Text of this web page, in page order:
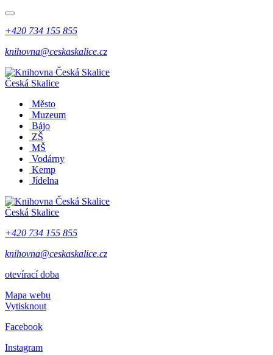
+420 734 155 855
knihovna@ceskaskalice.cz
Česká Skalice
Město
Muzeum
Bájo
ZŠ
MŠ
Vodárny
Kemp
Jídelna
Česká Skalice
+420 734 155 855
knihovna@ceskaskalice.cz
otevírací doba
Mapa webu
Vytisknout
Facebook
Instagram